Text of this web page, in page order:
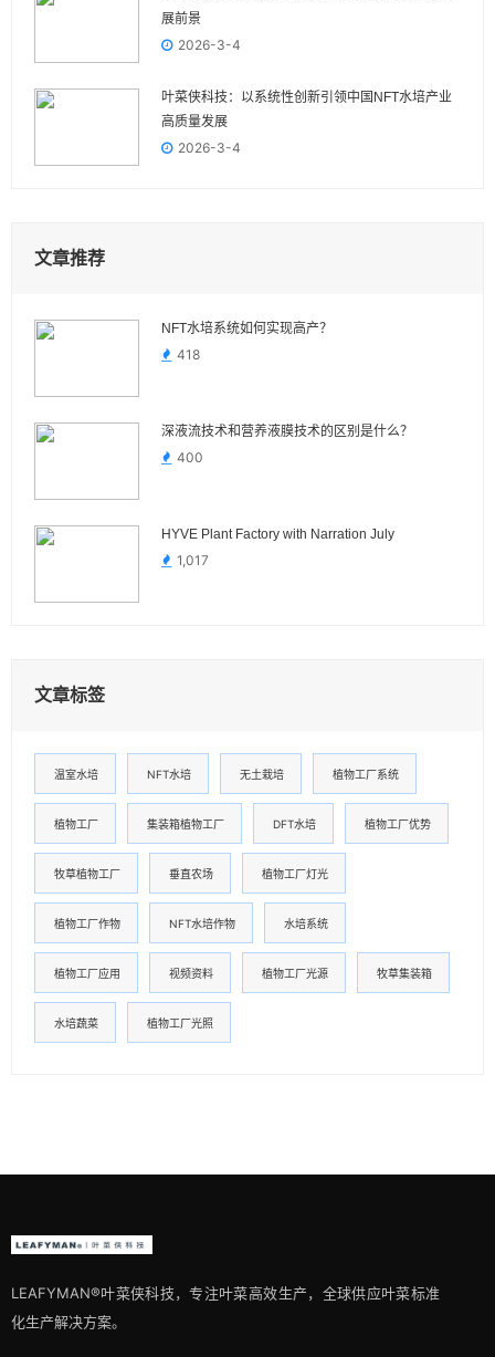
展前景
2026-3-4
叶菜侠科技：以系统性创新引领中国NFT水培产业
高质量发展
2026-3-4
文章推荐
NFT水培系统如何实现高产？
418
深液流技术和营养液膜技术的区别是什么？
400
HYVE Plant Factory with Narration July
1,017
文章标签
温室水培 NFT水培 无土栽培 植物工厂系统
植物工厂 集装箱植物工厂 DFT水培 植物工厂优势
牧草植物工厂 垂直农场 植物工厂灯光
植物工厂作物 NFT水培作物 水培系统
植物工厂应用 视频资料 植物工厂光源 牧草集装箱
水培蔬菜 植物工厂光照
LEAFYMAN®️叶菜侠科技，专注叶菜高效生产，全球供应叶菜标准
化生产解决方案。